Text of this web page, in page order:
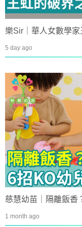
樂Sir｜華人女數學
5 day ago
慈慧幼苗｜隔離飯
1 month ago